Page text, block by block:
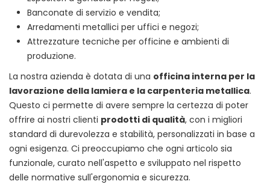
Banconate di servizio e vendita;
Arredamenti metallici per uffici e negozi;
Attrezzature tecniche per officine e ambienti di
produzione.
La nostra azienda è dotata di una officina interna per la
lavorazione della lamiera e la carpenteria metallica.
Questo ci permette di avere sempre la certezza di poter
offrire ai nostri clienti prodotti di qualità, con i migliori
standard di durevolezza e stabilità, personalizzati in base a
ogni esigenza. Ci preoccupiamo che ogni articolo sia
funzionale, curato nell'aspetto e sviluppato nel rispetto
delle normative sull'ergonomia e sicurezza.